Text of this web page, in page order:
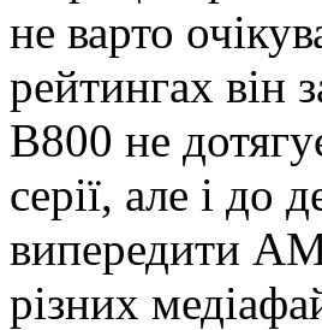
не варто
рейтингах він
B800 не
серії, але і
випередити
різних